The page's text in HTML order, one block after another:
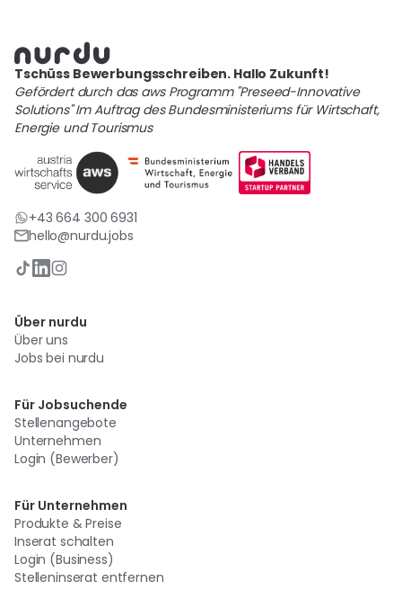
Tschüss Bewerbungsschreiben. Hallo Zukunft!
Gefördert durch das aws Programm "Preseed-Innovative
Solutions" Im Auftrag des Bundesministeriums für Wirtschaft,
Energie und Tourismus
+43 664 300 6931
hello@nurdu.jobs
Über nurdu
Über uns
Jobs bei nurdu
Für Jobsuchende
Stellenangebote
Unternehmen
Login (Bewerber)
Für Unternehmen
Produkte & Preise
Inserat schalten
Login (Business)
Stelleninserat entfernen